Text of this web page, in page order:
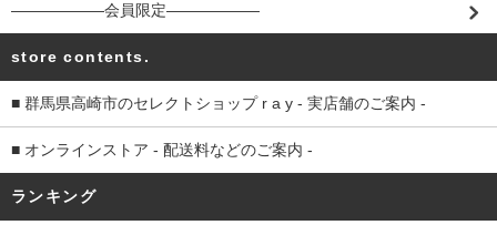
――――――会員限定――――――
store contents.
■ 群馬県高崎市のセレクトショップ r a y - 実店舗のご案内 -
■ オンラインストア - 配送料などのご案内 -
ランキング